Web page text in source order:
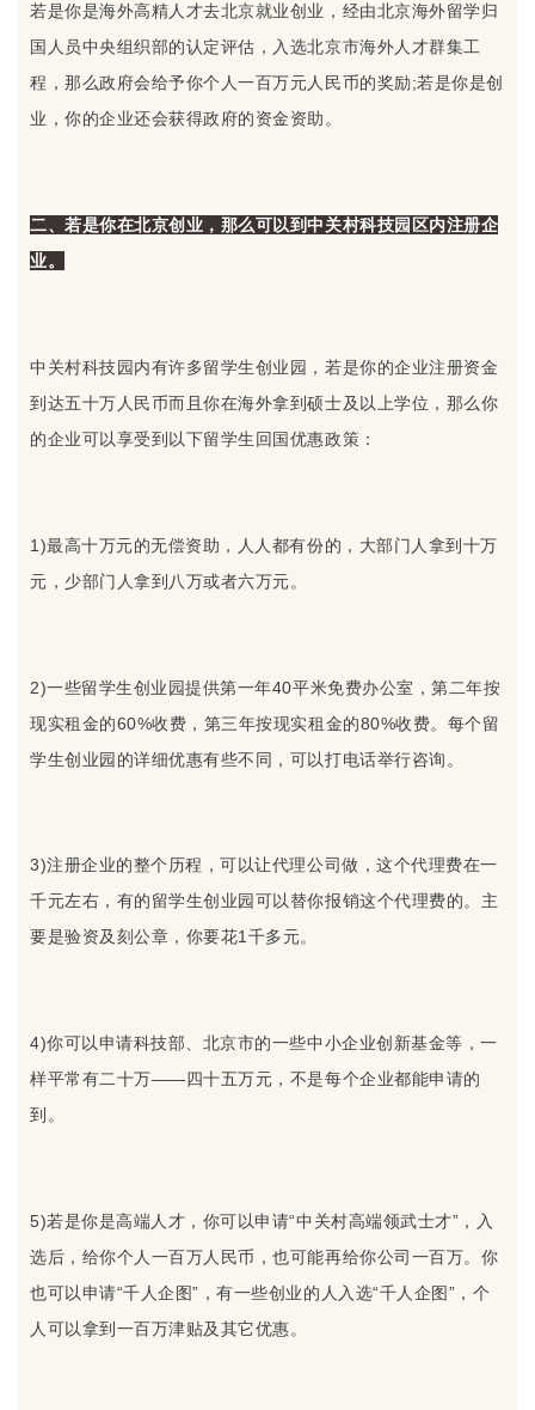
若是你是海外高精人才去北京就业创业，经由北京海外留学归
国人员中央组织部的认定评估，入选北京市海外人才群集工
程，那么政府会给予你个人一百万元人民币的奖励;若是你是创
业，你的企业还会获得政府的资金资助。
二、若是你在北京创业，那么可以到中关村科技园区内注册企
业。
中关村科技园内有许多留学生创业园，若是你的企业注册资金
到达五十万人民币而且你在海外拿到硕士及以上学位，那么你
的企业可以享受到以下留学生回国优惠政策：
1)最高十万元的无偿资助，人人都有份的，大部门人拿到十万
元，少部门人拿到八万或者六万元。
2)一些留学生创业园提供第一年40平米免费办公室，第二年按
现实租金的60%收费，第三年按现实租金的80%收费。每个留
学生创业园的详细优惠有些不同，可以打电话举行咨询。
3)注册企业的整个历程，可以让代理公司做，这个代理费在一
千元左右，有的留学生创业园可以替你报销这个代理费的。主
要是验资及刻公章，你要花1千多元。
4)你可以申请科技部、北京市的一些中小企业创新基金等，一
样平常有二十万——四十五万元，不是每个企业都能申请的
到。
5)若是你是高端人才，你可以申请“中关村高端领武士才”，入
选后，给你个人一百万人民币，也可能再给你公司一百万。你
也可以申请“千人企图”，有一些创业的人入选“千人企图”，个
人可以拿到一百万津贴及其它优惠。